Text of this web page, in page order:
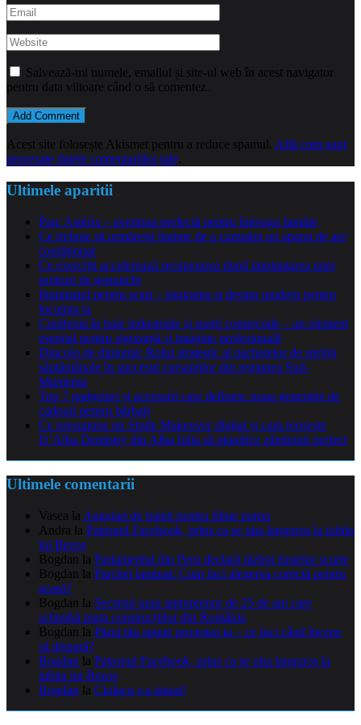
Salvează-mi numele, emailul și site-ul web în acest navigator
pentru data viitoare când o să comentez.
Acest site folosește Akismet pentru a reduce spamul. Află cum sunt
procesate datele comentariilor tale
Ultimele aparitii
Parc Astérix – aventura perfectă pentru întreaga familie
Ce trebuie să urmărești înainte de a cumpăra un aparat de aer
condiționat
Ce exerciții accelerează recuperarea după implantarea unei
proteze de genunchi
Iluminatul pentru scari – siguranta si design modern pentru
locuinta ta
Curățenia în hale industriale și spații comerciale – un element
esențial pentru siguranță și imagine profesională
Dincolo de diplomă: Rolul strategic al pachetelor de sprijin
săptămânale în succesul cursanților din regiunea Sud-
Muntenia
Top 7 gadgeturi și accesorii care definesc noua generație de
cadouri pentru bărbați
Ce presupune un Smile Makeover digital și cum reușește
D’Alba Dentistry din Alba Iulia să planifice zâmbetul perfect
Ultimele comentarii
Vasea la Angajari de baieti pentru filme porno
Andra la Patronul Facebook, prins ca se uita languros la iubita
lui Bezos
Bogdan la Parlamentul din Peru declară război fustelor scurte
Bogdan la Parchet laminat: Cum faci alegerea corectă pentru
acasă?
Bogdan la Secretul unui antreprenor de 25 de ani care
schimbă piața construcțiilor din România
Bogdan la Părul tău spune povestea ta – ce faci când începe
să dispară?
Bogdan la Patronul Facebook, prins ca se uita languros la
iubita lui Bezos
Bogdan la Ciolacu s-a tatuat!